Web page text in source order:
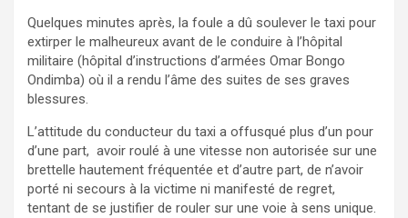
Quelques minutes après, la foule a dû soulever le taxi pour
extirper le malheureux avant de le conduire à l’hôpital
militaire (hôpital d’instructions d’armées Omar Bongo
Ondimba) où il a rendu l’âme des suites de ses graves
blessures.
L’attitude du conducteur du taxi a offusqué plus d’un pour
d’une part, avoir roulé à une vitesse non autorisée sur une
brettelle hautement fréquentée et d’autre part, de n’avoir
porté ni secours à la victime ni manifesté de regret,
tentant de se justifier de rouler sur une voie à sens unique.